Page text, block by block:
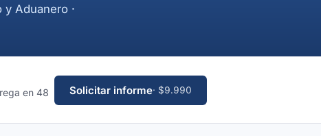
Aduanero ·
en 48
Solicitar informe· $9.990